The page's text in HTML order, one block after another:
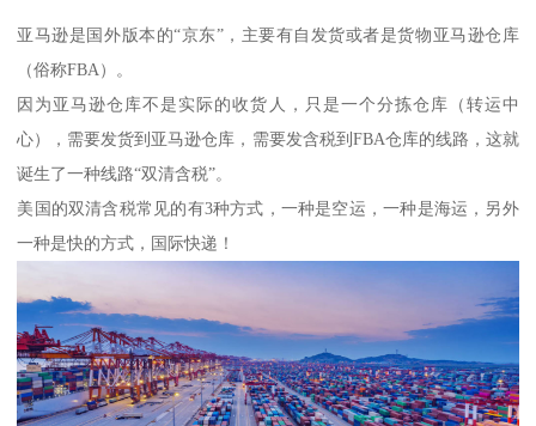
亚马逊是国外版本的“京东”，主要有自发货或者是货物亚马逊仓库
（俗称FBA）。
因为亚马逊仓库不是实际的收货人，只是一个分拣仓库（转运中
心），需要发货到亚马逊仓库，需要发含税到FBA仓库的线路，这就
诞生了一种线路“双清含税”。
美国的双清含税常见的有3种方式，一种是空运，一种是海运，另外
一种是快的方式，国际快递！